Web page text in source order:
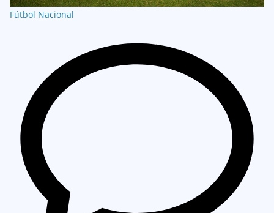
Fútbol Nacional